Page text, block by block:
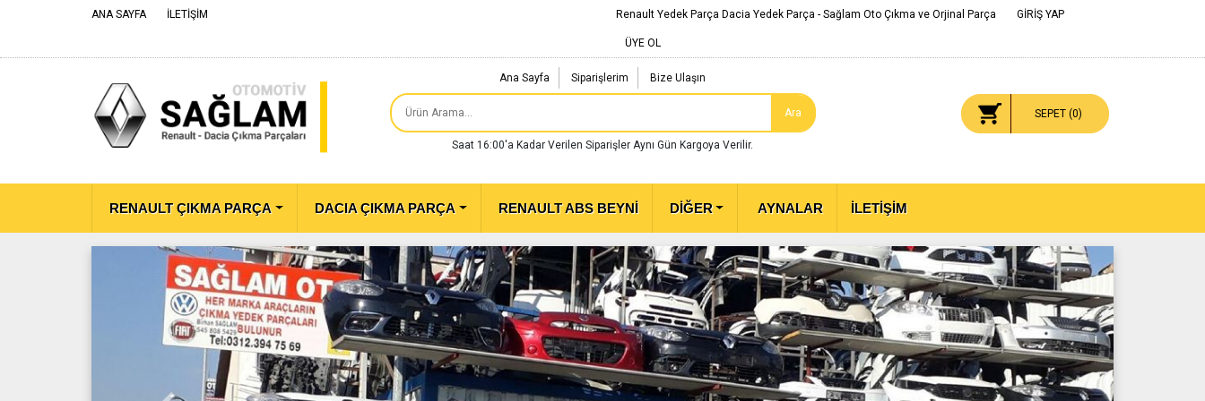
ANA SAYFA İLETİŞİM Renault Yedek Parça Dacia Yedek Parça - Sağlam Oto Çıkma ve Orjinal Parça GİRİŞ YAP
ÜYE OL
Ana Sayfa Siparişlerim Bize Ulaşın
Ara
Saat 16:00'a Kadar Verilen Siparişler Aynı Gün Kargoya Verilir.
SEPET (0)
RENAULT ÇIKMA PARÇA DACIA ÇIKMA PARÇA RENAULT ABS BEYNİ DİĞER AYNALAR İLETİŞİM